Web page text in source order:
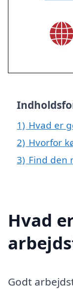
1) Hvad er
2) Hvorfor
3) Find den
Hvad
Godt